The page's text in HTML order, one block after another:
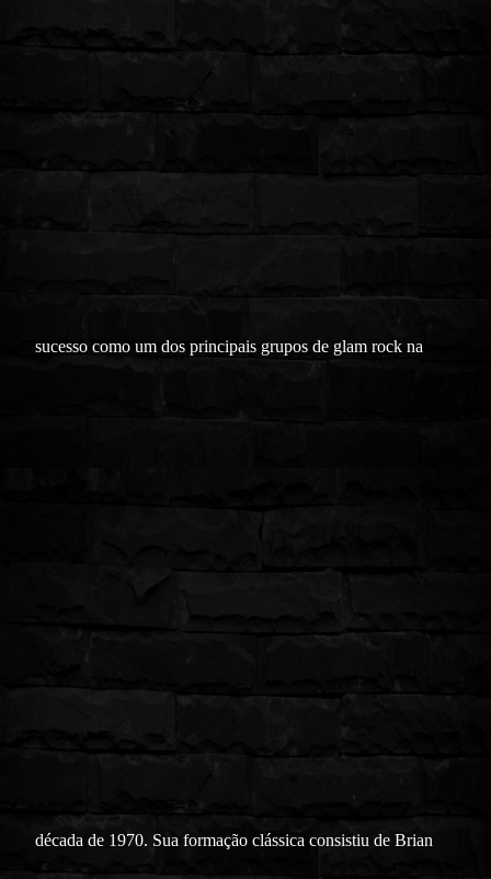
sucesso como um dos principais grupos de glam rock na
década de 1970. Sua formação clássica consistiu de Brian